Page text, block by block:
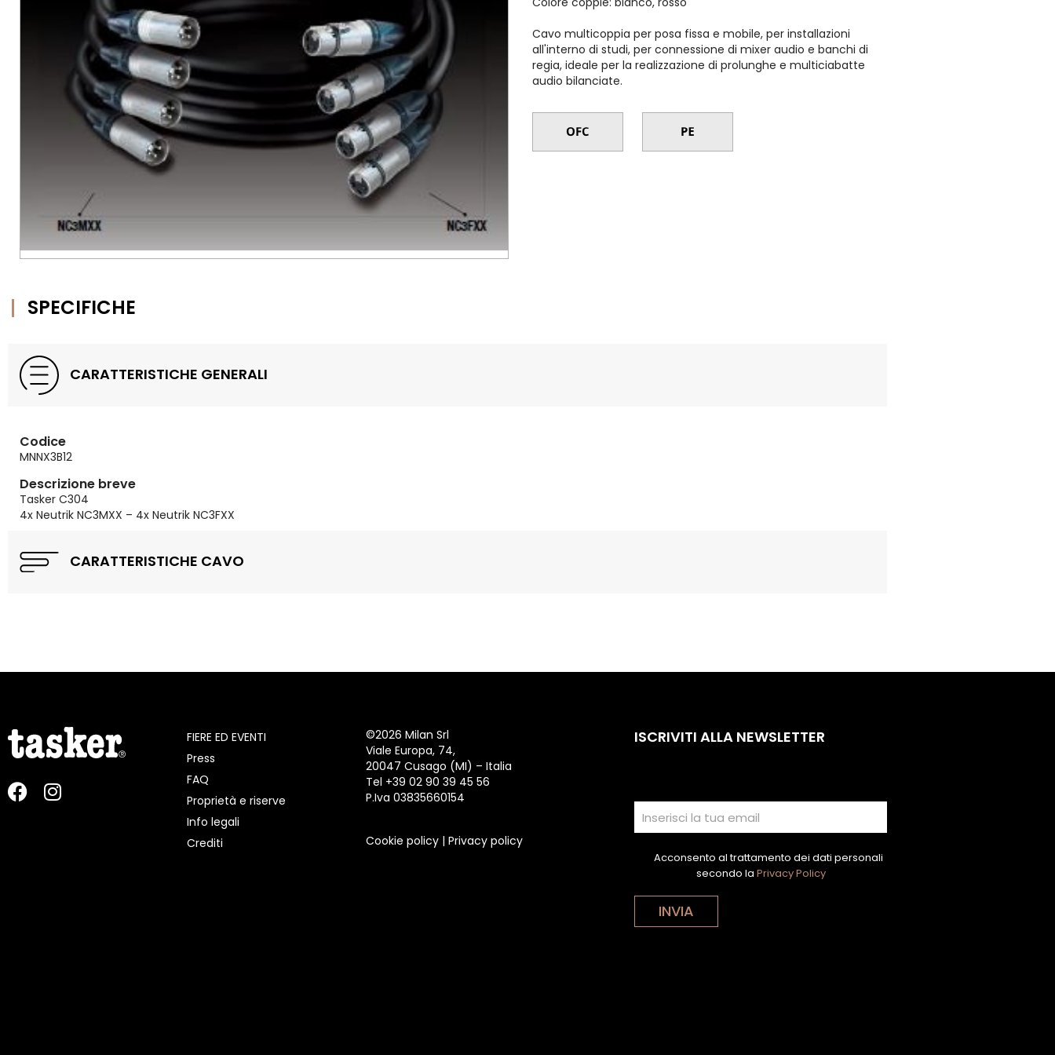
Cavo multicoppia per posa fissa e mobile, per installazioni
all'interno di studi, per connessione di mixer audio e banchi di
regia, ideale per la realizzazione di prolunghe e multiciabatte
audio bilanciate.
SPECIFICHE
CARATTERISTICHE GENERALI
Codice
MNNX3B12
Descrizione breve
Tasker C304
4x Neutrik NC3MXX – 4x Neutrik NC3FXX
CARATTERISTICHE CAVO
FIERE ED EVENTI
Press
FAQ
Proprietà e riserve
Info legali
Crediti
©2026 Milan Srl
Viale Europa, 74,
20047 Cusago (MI) – Italia
Tel +39 02 90 39 45 56
P.Iva 03835660154
Cookie policy | Privacy policy
ISCRIVITI ALLA NEWSLETTER
Acconsento al trattamento dei dati personali
secondo la Privacy Policy
INVIA